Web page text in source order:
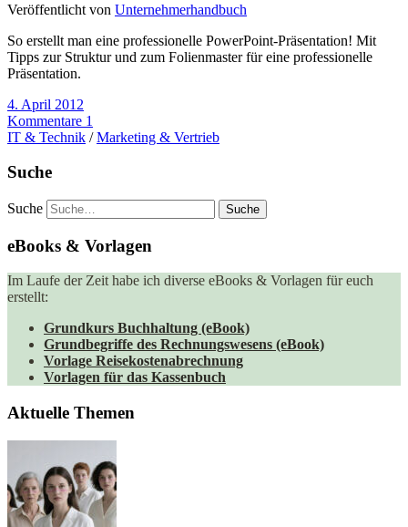
Veröffentlicht von Unternehmerhandbuch
So erstellt man eine professionelle PowerPoint-Präsentation! Mit
Tipps zur Struktur und zum Folienmaster für eine professionelle
Präsentation.
4. April 2012
Kommentare 1
IT & Technik /Marketing & Vertrieb
Suche
Suche
eBooks & Vorlagen
Im Laufe der Zeit habe ich diverse eBooks & Vorlagen für euch
erstellt:
Grundkurs Buchhaltung (eBook)
Grundbegriffe des Rechnungswesens (eBook)
Vorlage Reisekostenabrechnung
Vorlagen für das Kassenbuch
Aktuelle Themen